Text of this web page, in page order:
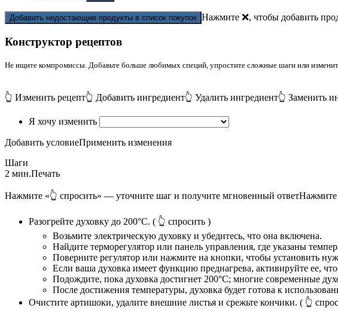
Добавить недостающие продукты в список покупок Нажмите ❌, чтобы добавить
Конструктор рецептов
Не ищите компромиссы. Добавьте больше любимых специй, упростите сложные шаги или
👆 Изменить рецепт👆 Добавить ингредиент👆 Удалить ингредиент👆 Заменить
Я хочу изменить
Добавить условиеПрименить изменения
Шаги
2 мин.Печать
Нажмите «👆 спросить» — уточните шаг и получите мгновенный ответНажмите
Разогрейте духовку до 200°C. ( 👆 спросить )
Возьмите электрическую духовку и убедитесь, что она включена.
Найдите терморегулятор или панель управления, где указаны
Поверните регулятор или нажмите на кнопки, чтобы установить
Если ваша духовка имеет функцию преднагрева, активируйте ее,
Подождите, пока духовка достигнет 200°C; многие современные
После достижения температуры, духовка будет готова к
Очистите артишоки, удалите внешние листья и срежьте кончики. ( 👆